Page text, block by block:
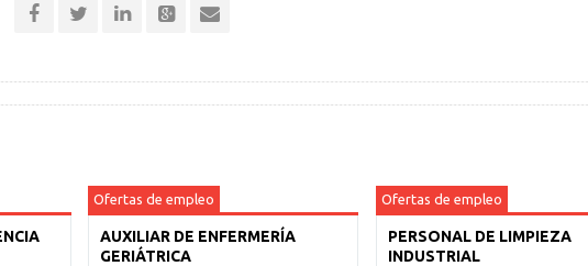
Ofertas de empleo
AUXILIAR DE ENFERMERÍA
GERIÁTRICA
Ofertas de empleo
PERSONAL DE LIMPIEZA
INDUSTRIAL